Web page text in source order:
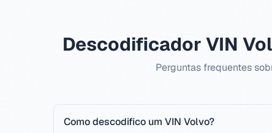
Descodificador VIN
Perguntas frequentes
Como descodifico um VIN Volvo?